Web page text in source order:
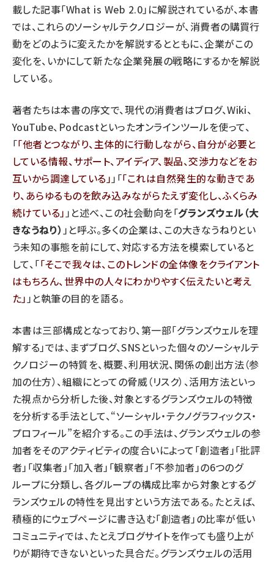
載した記事「What is Web 2.0」に解説されているが、本書
では、これらのソーシャルテクノロジーが、消費者の購買行
動をどのように変えたかを解説するとともに、企業がこの
変化を、いかにして新たな企業発展の戦略にするかを解説
している。
著者たちは本書の序文で、現代の消費者はブログ、Wiki、
YouTube、Podcastといったオンラインツールを使って、
「 他者とつながり、主体的に行動しながら、自分が必要と
している情報、サポート、アイディア、製品、交渉力などをお
互いから調達している 」「 これは自然発生的な動きであ
り、あらゆるものを飲み込みながらたえず変化し、ふくらみ
続けている 」と述べ、この社会動向を「グランズウェル（大
きなうねり）」と呼ぶ。多くの企業は、この大きなうねりとい
う未知の事態を前にして、対応する方法を模索していると
して、「 そこで我々は、このトレンドの全体像をクライアント
はもちろん、世界中の人々にわかりやすく伝えたいと考え
た 」と執筆の目的を語る。
本書は三部構成となっており、第一部「グランズウェルを理
解する」では、まずブログ、SNSといった個々のソーシャルテ
クノロジーの特質を、概要、利用状況、関係の創出方法（参
加の仕方）、組織にとっての脅威（リスク）、活用方法といっ
た視点から分析した後、対象とするグランズウェルの特徴
を分析する手法として、“ソーシャル・テクノグラフィックス・
プロフィール”を紹介する。この手法は、グランズウェルの参
加者をそのアクティビティの度合いによって「創造者」「批評
者」「収集者」「加入者」「観察者」「不参加者」の6つのグ
ループに分類し、各グループの構成比率から対象とするグ
ランズウェルの特性を見出すという方法である。たとえば、
積極的にウェブページに書き込む「創造者」の比率が低い
コミュニティでは、たとえブログサイトを作っても盛り上が
りが期待できないといった具合だ。グランズウェルの活用